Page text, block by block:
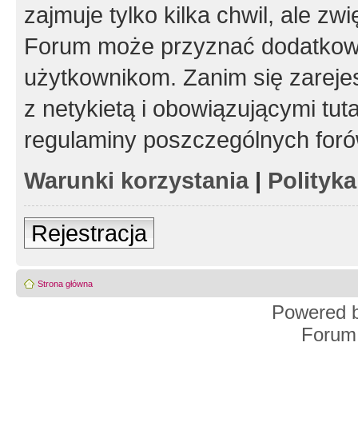
zajmuje tylko kilka chwil, ale
Forum może przyznać
użytkownikom. Zanim się
z netykietą i obowiązującymi
regulaminy poszczególnych
Warunki korzystania|
Rejestracja
Strona główna
Powered